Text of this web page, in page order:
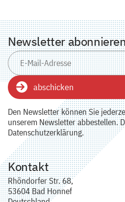
Newsletter
abschicken
Den Newsletter können Sie
unserem Newsletter abbestellen.
Datenschutzerklärung.
Kontakt
Rhöndorfer Str. 68,
53604 Bad Honnef